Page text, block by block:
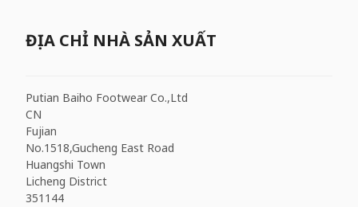
ĐỊA CHỈ NHÀ SẢN XUẤT
Putian Baiho Footwear Co.,Ltd
CN
Fujian
No.1518,Gucheng East Road
Huangshi Town
Licheng District
351144